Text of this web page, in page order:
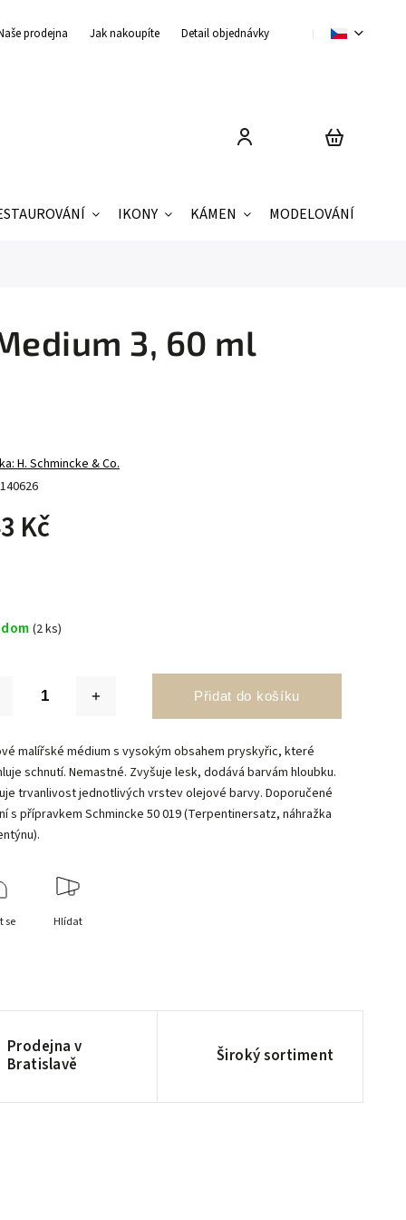
prodejna Jak nakoupíte Detail objednávky Obchodní podmínky
IKONY KÁMEN MODELOVÁNÍ
3, 60 ml
140626
H. Schmincke & Co.
Kč
(2 ks)
Přidat do košíku
malířské médium s vysokým obsahem pryskyřic, které
schnutí. Nemastné. Zvyšuje lesk, dodává barvám hloubku.
trvanlivost jednotlivých vrstev olejové barvy. Doporučené
s přípravkem Schmincke 50 019 (Terpentinersatz, náhražka
se Hlídat
Prodejna v
Bratislavě
Široký sortiment